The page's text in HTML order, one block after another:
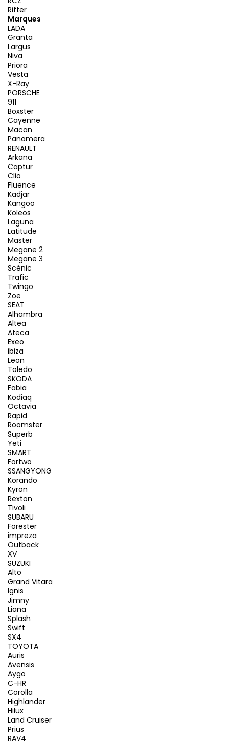
Rifter
Marques
LADA
Granta
Largus
Niva
Priora
Vesta
X-Ray
PORSCHE
911
Boxster
Cayenne
Macan
Panamera
RENAULT
Arkana
Captur
Clio
Fluence
Kadjar
Kangoo
Koleos
Laguna
Latitude
Master
Megane 2
Megane 3
Scénic
Trafic
Twingo
Zoe
SEAT
Alhambra
Altea
Ateca
Exeo
ibiza
Leon
Toledo
SKODA
Fabia
Kodiaq
Octavia
Rapid
Roomster
Superb
Yeti
SMART
Fortwo
SSANGYONG
Korando
Kyron
Rexton
Tivoli
SUBARU
Forester
impreza
Outback
XV
SUZUKI
Alto
Grand Vitara
Ignis
Jimny
Liana
Splash
Swift
SX4
TOYOTA
Auris
Avensis
Aygo
C-HR
Corolla
Highlander
Hilux
Land Cruiser
Prius
RAV4